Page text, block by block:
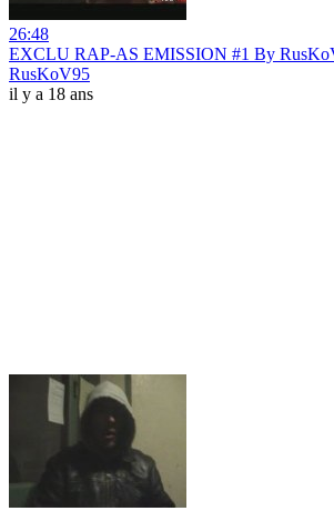
26:48
EXCLU RAP-AS EMISSION #1 By
RusKoV95
il y a 18 ans